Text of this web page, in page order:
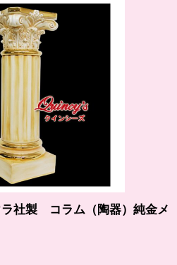
社製 コラム（陶器）純金メ